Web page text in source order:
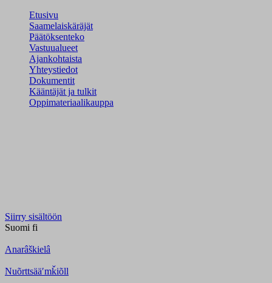
Etusivu
Saamelaiskäräjät
Päätöksenteko
Vastuualueet
Ajankohtaista
Yhteystiedot
Dokumentit
Kääntäjät ja tulkit
Oppimateriaalikauppa
Siirry sisältöön
Suomi fi
Anarâškielâ
Nuõrttsääʹmǩiõll